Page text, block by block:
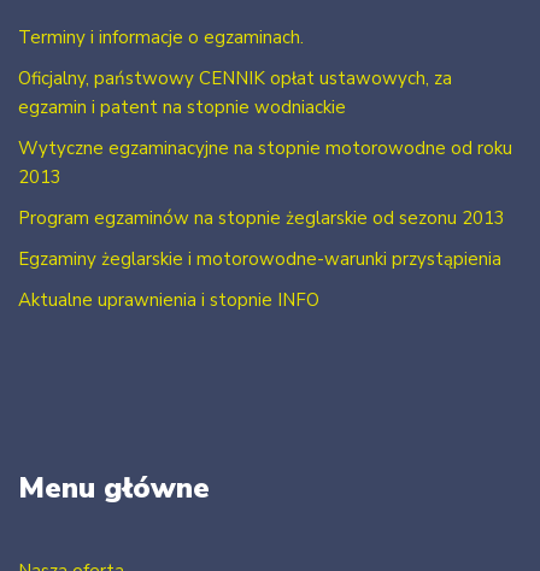
Terminy i informacje o egzaminach.
Oficjalny, państwowy CENNIK opłat ustawowych, za
egzamin i patent na stopnie wodniackie
Wytyczne egzaminacyjne na stopnie motorowodne od roku
2013
Program egzaminów na stopnie żeglarskie od sezonu 2013
Egzaminy żeglarskie i motorowodne-warunki przystąpienia
Aktualne uprawnienia i stopnie INFO
Menu główne